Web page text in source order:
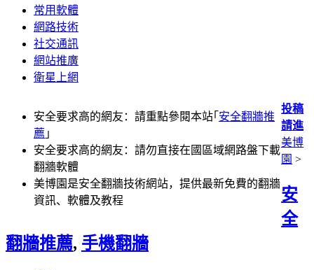
常用軟體
網路技術
社交通訊
網站推廣
衛星上網
安全要求高的網友：請重點參閱本站｢ 安全翻牆推
薦 ｣
安全要求高的網友：請勿直接在國區域網路盤下載
翻牆軟體
美博園是安全翻牆技術網站，提供最新免費的翻牆
資訊、軟體及教程
投稿
請進
美博
園 >
安
全
翻牆推薦, 手機翻牆